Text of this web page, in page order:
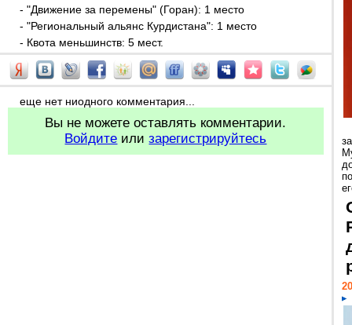
- "Движение за перемены" (Горан): 1 место
- "Региональный альянс Курдистана": 1 место
- Квота меньшинств: 5 мест.
еще нет ниодного комментария...
Вы не можете оставлять комментарии.
Войдите илизарегистрируйтесь